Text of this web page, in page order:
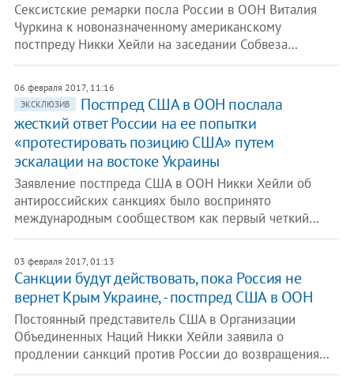
Сексистские ремарки посла России в ООН Виталия
Чуркина к новоназначенному американскому
постпреду Никки Хейли на заседании Собвеза…
06 февраля 2017, 11:16
ЭКСКЛЮЗИВ
Постпред США в ООН послала
жесткий ответ России на ее попытки
«протестировать позицию США» путем
эскалации на востоке Украины
Заявление постпреда США в ООН Никки Хейли об
антироссийских санкциях было воспринято
международным сообществом как первый четкий…
03 февраля 2017, 01:13
Санкции будут действовать, пока Россия не
вернет Крым Украине, - постпред США в ООН
Постоянный представитель США в Организации
Объединенных Наций Никки Хейли заявила о
продлении санкций против России до возвращения…